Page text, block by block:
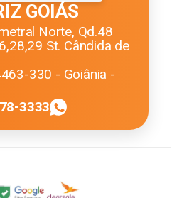
GOIÁS
Norte, Qd.48
St. Cândida de
330 - Goiânia -
3333